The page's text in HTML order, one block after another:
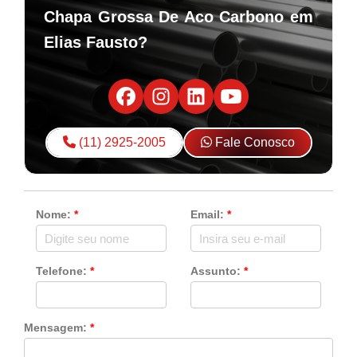
Chapa Grossa De Aco Carbono em
Elias Fausto?
(11) 2925-2005 Fale Conosco
Nome: * Email: *
Telefone: * Assunto: *
Mensagem: *